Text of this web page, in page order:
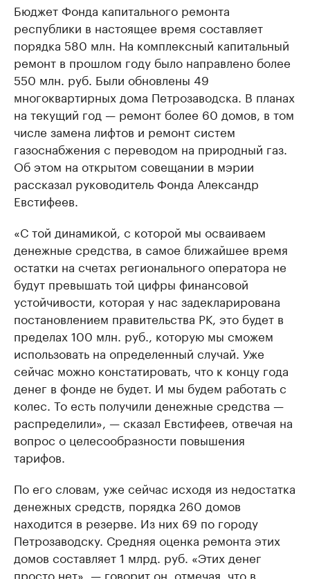
Бюджет Фонда капитального ремонта
республики в настоящее время составляет
порядка 580 млн. На комплексный капитальный
ремонт в прошлом году было направлено более
550 млн. руб. Были обновлены 49
многоквартирных дома Петрозаводска. В планах
на текущий год — ремонт более 60 домов, в том
числе замена лифтов и ремонт систем
газоснабжения с переводом на природный газ.
Об этом на открытом совещании в мэрии
рассказал руководитель Фонда Александр
Евстифеев.
«С той динамикой, с которой мы осваиваем
денежные средства, в самое ближайшее время
остатки на счетах регионального оператора не
будут превышать той цифры финансовой
устойчивости, которая у нас задекларирована
постановлением правительства РК, это будет в
пределах 100 млн. руб., которую мы сможем
использовать на определенный случай. Уже
сейчас можно констатировать, что к концу года
денег в фонде не будет. И мы будем работать с
колес. То есть получили денежные средства —
распределили», — сказал Евстифеев, отвечая на
вопрос о целесообразности повышения
тарифов.
По его словам, уже сейчас исходя из недостатка
денежных средств, порядка 260 домов
находится в резерве. Из них 69 по городу
Петрозаводску. Средняя оценка ремонта этих
домов составляет 1 млрд. руб. «Этих денег
просто нет», — говорит он, отмечая, что в